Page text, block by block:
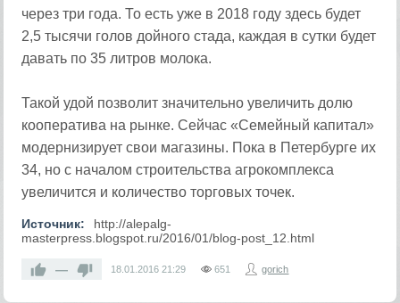
через три года. То есть уже в 2018 году здесь будет
2,5 тысячи голов дойного стада, каждая в сутки будет
давать по 35 литров молока.
Такой удой позволит значительно увеличить долю
кооператива на рынке. Сейчас «Семейный капитал»
модернизирует свои магазины. Пока в Петербурге их
34, но с началом строительства агрокомплекса
увеличится и количество торговых точек.
Источник:
http://alepalg-
masterpress.blogspot.ru/2016/01/blog-post_12.html
— 18.01.2016 21:29 651 gorich